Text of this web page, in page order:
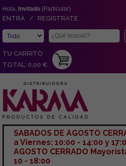
Hola, Invitado (Particular)
ENTRA / REGÍSTRATE
TU CARRITO
TOTAL: 0,00 €
SABADOS DE AGOSTO
a Viernes: 10:00 - 14:00 y
AGOSTO CERRADO
10 - 18:00